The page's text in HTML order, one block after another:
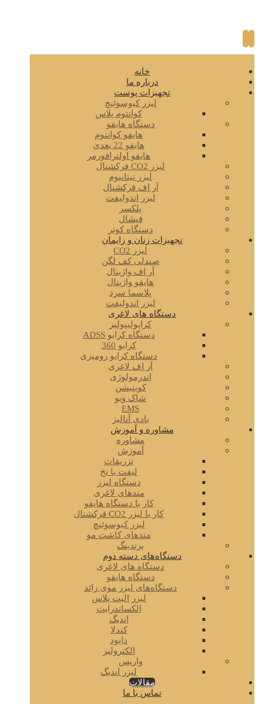
خانه
درباره ما
تجهیزات پوست
لیزر کیوسوئیچ
کوانتوم پلاس
دستگاه هایفو
هایفو کوانتوم
هایفو 22 بعدی
هایفو اولترافورمر
لیزر CO2 فرکشنال
لیزر تیتانیوم
آر اف فرکشنال
لیزر اندولیفت
پلکسر
فیشال
دستگاه کوتر
تجهیزات زنان و زایمان
لیزر CO2
صندلی کف لگن
آر اف واژینال
هایفو واژینال
پلاسما سرد
لیزر اندولیفت
دستگاه های لاغری
کرایولیپولیز
دستگاه کرایو ADSS
کرایو 360
دستگاه کرایو رومیزی
آر اف لاغری
اندرمولوژی
کویتیشن
شاک ویو
EMS
بادی آنالیز
مشاوره و آموزش
مشاوره
آموزش
تزریقات
لیفت با نخ
دستگاه لیزر
متدهای لاغری
کار با دستگاه هایفو
کار با لیزر CO2 فرکشنال
لیزر کیوسوئیچ
متدهای کاشت مو
برندینگ
دستگاه‌های دسته دوم
دستگاه های لاغری
دستگاه هایفو
دستگاه‌های لیزر موی زائد
لیزر الیت پلاس
الکساندرایت
اندیگ
کندلا
دایود
الکترولیز
واریس
لیزر اندیگ
مقالات
تماس با ما